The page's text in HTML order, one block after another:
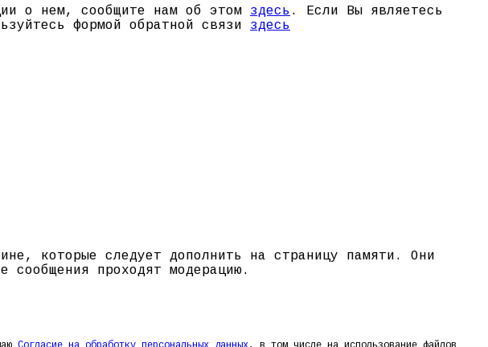
о нем, сообщите нам об этом здесь . Если Вы являетесь
формой обратной связи здесь
которые следует дополнить на страницу памяти. Они
сообщения проходят модерацию.